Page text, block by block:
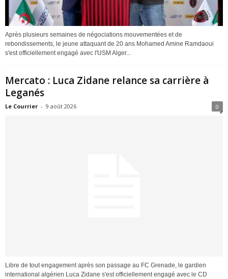
Après plusieurs semaines de négociations mouvementées et de
rebondissements, le jeune attaquant de 20 ans Mohamed Amine Ramdaoui
s'est officiellement engagé avec l'USM Alger...
Mercato : Luca Zidane relance sa carrière à
Leganés
Le Courrier - 9 août 2026 0
Libre de tout engagement après son passage au FC Grenade, le gardien
international algérien Luca Zidane s'est officiellement engagé avec le CD